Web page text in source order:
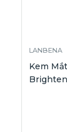
LANBENA
Kem